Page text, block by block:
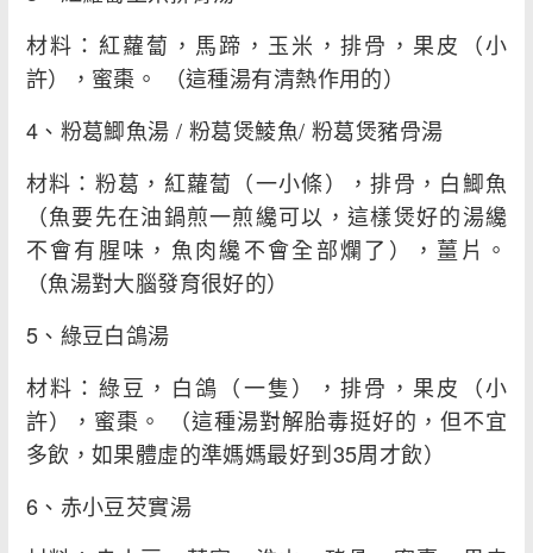
材料：紅蘿蔔，馬蹄，玉米，排骨，果皮（小
許），蜜棗。 （這種湯有清熱作用的）
4、粉葛鯽魚湯 / 粉葛煲鯪魚/ 粉葛煲豬骨湯
材料：粉葛，紅蘿蔔（一小條），排骨，白鯽魚
（魚要先在油鍋煎一煎纔可以，這樣煲好的湯纔
不會有腥味，魚肉纔不會全部爛了），薑片。
（魚湯對大腦發育很好的）
5、綠豆白鴿湯
材料：綠豆，白鴿（一隻），排骨，果皮（小
許），蜜棗。 （這種湯對解胎毒挺好的，但不宜
多飲，如果體虛的準媽媽最好到35周才飲）
6、赤小豆芡實湯